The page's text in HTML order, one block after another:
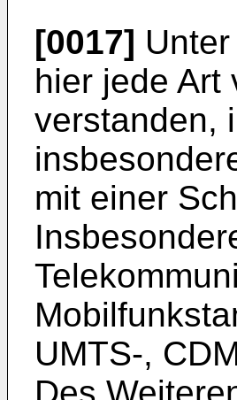
[0017]
hier jede Art
verstanden,
mit einer
UMTS-,